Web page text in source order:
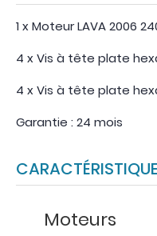
1 x Moteur LAVA 2006
4 x Vis à tête plate
4 x Vis à tête plate
Garantie : 24 mois
Moteurs